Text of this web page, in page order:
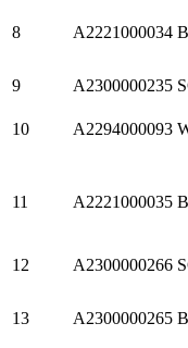
8 A2221000034
9 A2300000235
10 A2294000093
11 A2221000035
12 A2300000266
13 A2300000265